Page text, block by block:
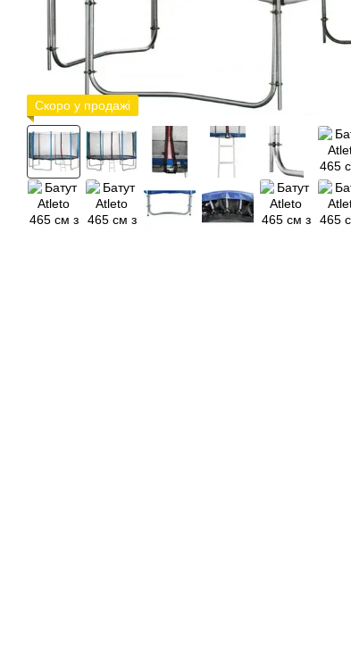
Скоро у продажі